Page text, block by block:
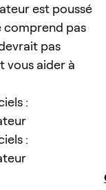
est poussé
comprend pas
pas
vous aider à
:
: